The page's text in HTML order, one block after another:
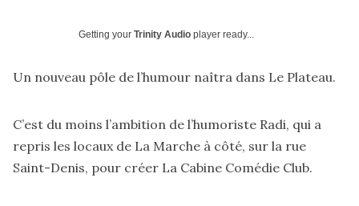
Getting your Trinity Audio player ready...
Un nouveau pôle de l’humour naîtra dans Le Plateau.
C’est du moins l’ambition de l’humoriste Radi, qui a
repris les locaux de La Marche à côté, sur la rue
Saint-Denis, pour créer La Cabine Comédie Club.